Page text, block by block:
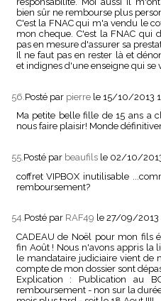
bien sûr ne rembourse plus
C'est la FNAC qui m'a vendu le
mon cheque. C'est la FNAC qui
pas en mesure d'assurer sa
Il ne faut pas en rester là et
et indignes d'une enseigne qui se
56. Posté par pierre le 15/10/2013
Ma petite belle fille de 15 ans a
nous faire plaisir! Monde
55. Posté par beaufils le 02/10/
coffret VIPBOX inutilisable
remboursement?
54.Posté par RAF49 le 27/09/2013
CADEAU de Noël pour mon fils
fin Août ! Nous n'avons appris la
le mandataire judiciaire vient de
compte de mon dossier sont
Explication : Publication au
remboursement - non sur la